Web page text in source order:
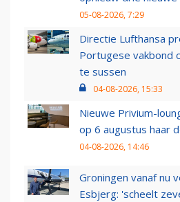
05-08-2026, 7:29
Directie Lufthansa
Portugese vakbond
te sussen
04-08-2026, 15:33
Nieuwe Privium-
op 6 augustus haar
04-08-2026, 14:46
Groningen vanaf nu
Esbjerg: 'scheelt